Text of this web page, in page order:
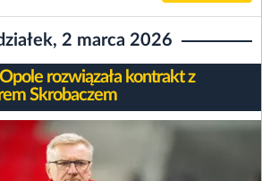
2 marca 2026
rozwiązała kontrakt z
Skrobaczem